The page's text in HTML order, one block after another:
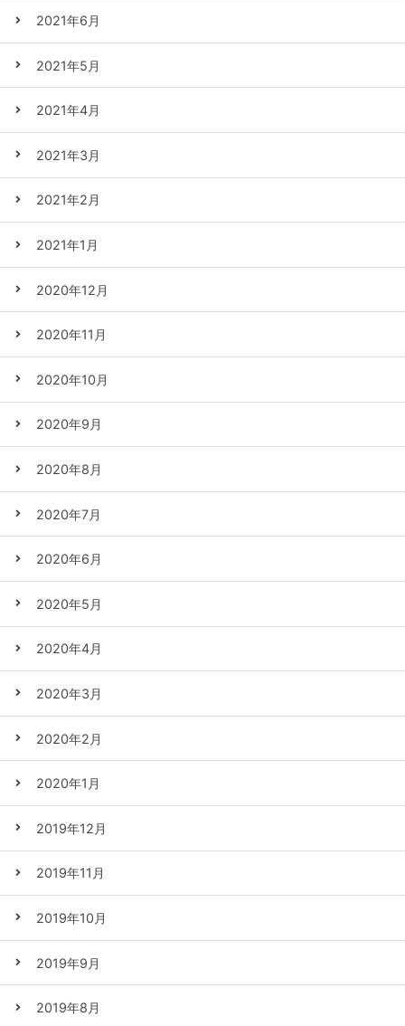
2021年6月
2021年5月
2021年4月
2021年3月
2021年2月
2021年1月
2020年12月
2020年11月
2020年10月
2020年9月
2020年8月
2020年7月
2020年6月
2020年5月
2020年4月
2020年3月
2020年2月
2020年1月
2019年12月
2019年11月
2019年10月
2019年9月
2019年8月